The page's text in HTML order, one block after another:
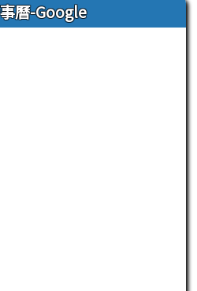
曆-Google